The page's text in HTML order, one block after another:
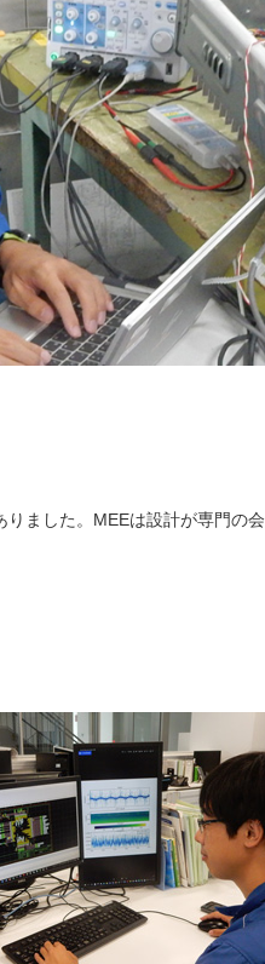
ました。MEEは設計が専門の会